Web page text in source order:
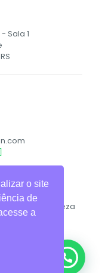
Sala 1
Higiene e Limpeza
o site
de
a